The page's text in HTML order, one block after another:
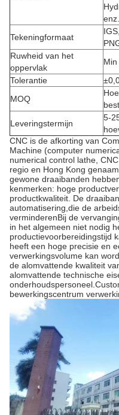
enz.
Tekeningformaat
Ruwheid van het
oppervlak
Tolerantie
MOQ
Leveringstermijn
5-
CNC is de afkorting van
Machine (computer
numerical control lathe,
regio en Hong Kong
gewone draaibanden
kenmerken: hoge
productkwaliteit. De
automatisering,die de
verminderenBij de
in het algemeen niet nodig
productievoorbereidingstijd
heeft een hoge precisie en
verwerkingsvolume kan
de alomvattende kwaliteit
alomvattende technische
bewerkingscentrum